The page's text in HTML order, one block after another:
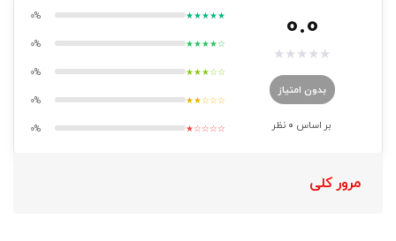
0.0
★
★
★
★
★
بدون امتیاز
بر اساس 0 نظر
★★★★★
0%
★★★★☆
0%
★★★☆☆
0%
★★☆☆☆
0%
★☆☆☆☆
0%
مرور کلی